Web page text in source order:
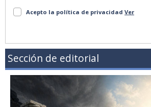
Acepto la política de privacidad Ver
Sección de editorial